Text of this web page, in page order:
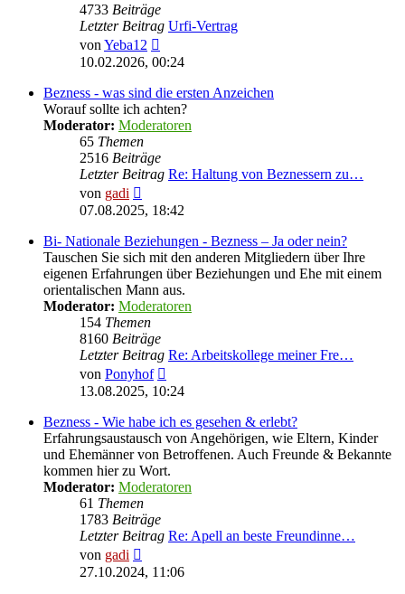
4733 Beiträge
Letzter Beitrag Urfi-Vertrag
von Yeba12
Beitrag
10.02.2026, 00:24
Bezness - was sind die ersten Anzeichen
Worauf sollte ich achten?
Moderator: Moderatoren
65 Themen
2516 Beiträge
Letzter Beitrag Re: Haltung von Beznessern zu…
von gadi
Beitrag
07.08.2025, 18:42
Bi- Nationale Beziehungen - Bezness – Ja oder nein?
Tauschen Sie sich mit den anderen Mitgliedern über Ihre
eigenen Erfahrungen über Beziehungen und Ehe mit einem
orientalischen Mann aus.
Moderator: Moderatoren
154 Themen
8160 Beiträge
Letzter Beitrag Re: Arbeitskollege meiner Fre…
von Ponyhof
Beitrag
13.08.2025, 10:24
Bezness - Wie habe ich es gesehen & erlebt?
Erfahrungsaustausch von Angehörigen, wie Eltern, Kinder
und Ehemänner von Betroffenen. Auch Freunde & Bekannte
kommen hier zu Wort.
Moderator: Moderatoren
61 Themen
1783 Beiträge
Letzter Beitrag Re: Apell an beste Freundinne…
von gadi
Beitrag
27.10.2024, 11:06